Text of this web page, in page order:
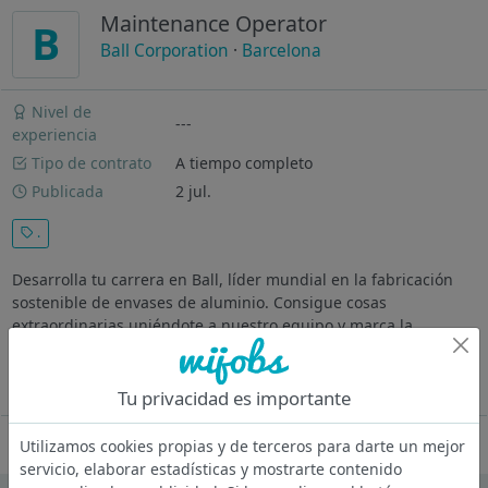
B Maintenance Operator
Ball Corporation · Barcelona
Nivel de
experiencia
---
Tipo de contrato
A tiempo completo
Publicada
2 jul.
.
Desarrolla tu carrera en Ball, líder mundial en la fabricación
sostenible de envases de aluminio. Consigue cosas
extraordinarias uniéndote a nuestro equipo y marca la
diferencia en tu desarrollo profesional, en la comunidad y ¡en
Oferta desactivada
Tu privacidad es importante
Utilizamos cookies propias y de terceros para darte un mejor
servicio, elaborar estadísticas y mostrarte contenido